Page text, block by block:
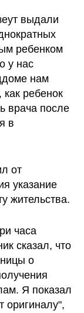
выдали
ребенком
у нас
нам
как ребенок
врача после
в
от
указание
жительства.
часа
сказал, что
о
Я показал
оригиналу",